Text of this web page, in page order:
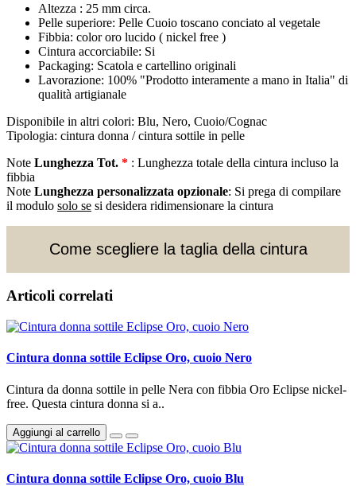
Altezza : 25 mm circa.
Pelle superiore: Pelle Cuoio toscano conciato al vegetale
Fibbia: color oro lucido ( nickel free )
Cintura accorciabile: Si
Packaging: Scatola e cartellino originali
Lavorazione: 100% "Prodotto interamente a mano in Italia" di
qualità artigianale
Disponibile in altri colori: Blu, Nero, Cuoio/Cognac
Tipologia: cintura donna / cintura sottile in pelle
Note Lunghezza Tot. * : Lunghezza totale della cintura incluso la
fibbia
Note Lunghezza personalizzata opzionale: Si prega di compilare
il modulo solo se si desidera ridimensionare la cintura
Come scegliere la taglia della cintura
Articoli correlati
Cintura donna sottile Eclipse Oro, cuoio Nero
Cintura da donna sottile in pelle Nera con fibbia Oro Eclipse nickel-
free. Questa cintura donna si a..
Aggiungi al carrello
Cintura donna sottile Eclipse Oro, cuoio Blu